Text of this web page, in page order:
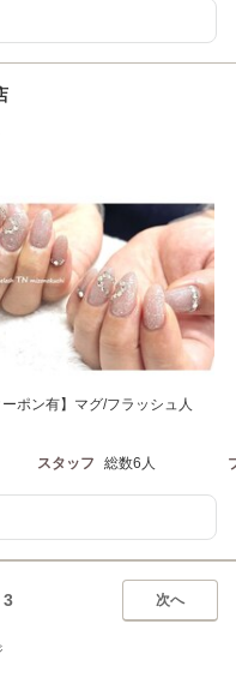
ポン有】マグ/フラッシュ人
スタッフ 総数6人
次へ
3